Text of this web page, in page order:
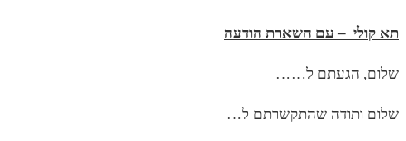
תא קולי – עם השארת הודעה
……שלום, הגעתם ל
…שלום ותודה שהתקשרתם ל